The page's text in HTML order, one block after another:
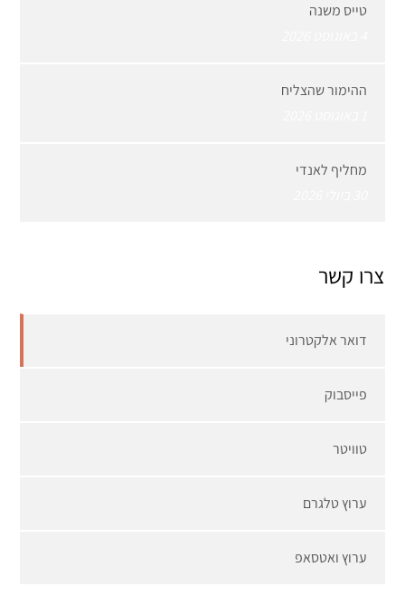
טייס משנה
ההימור שהצליח
מחליף לאנדי
צרו קשר
דואר אלקטרוני
פייסבוק
טוויטר
ערוץ טלגרם
ערוץ ואטסאפ